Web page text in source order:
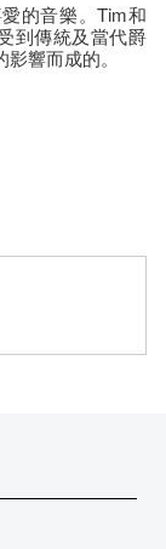
的音樂。Tim和
到傳統及當代爵
響而成的。